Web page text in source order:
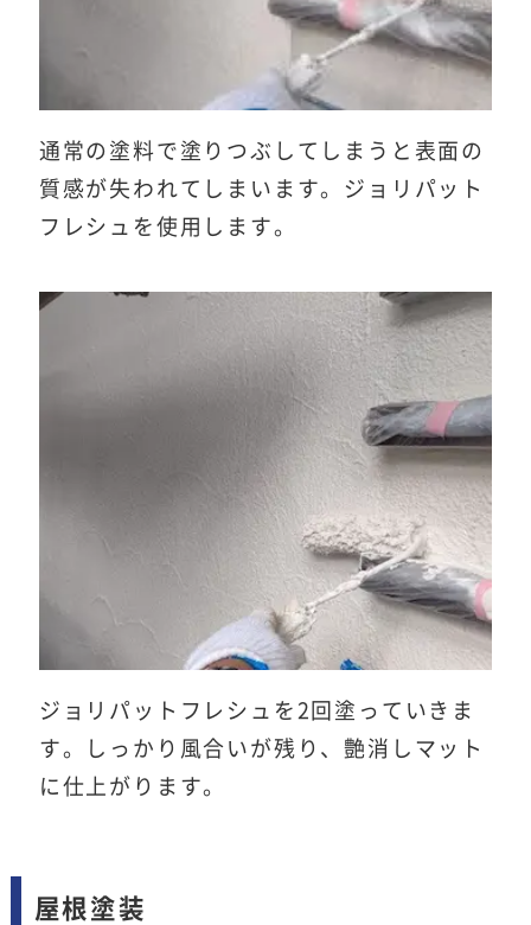
通常の塗料で塗りつぶしてしまうと表面の
質感が失われてしまいます。ジョリパット
フレシュを使用します。
ジョリパットフレシュを2回塗っていきま
す。しっかり風合いが残り、艶消しマット
に仕上がります。
屋根塗装